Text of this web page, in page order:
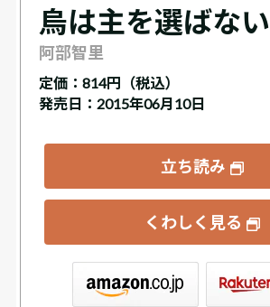
烏は主を選ばない
阿部智里
定価： 814円（税込）
発売日：2015年06月10日
立ち読み
くわしく見る